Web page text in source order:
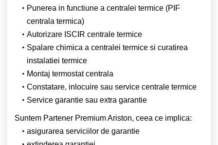
Punerea in functiune a centralei termice (PIF
centrala termica)
Autorizare ISCIR centrale termice
Spalare chimica a centralei termice si curatirea
instalatiei termice
Montaj termostat centrala
Constatare, inlocuire sau service centrale termice
Service garantie sau extra garantie
Suntem Partener Premium Ariston, ceea ce implica:
asigurarea serviciilor de garantie